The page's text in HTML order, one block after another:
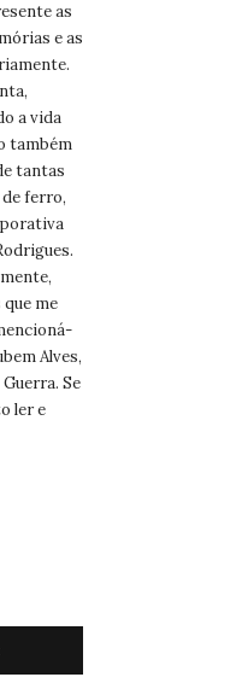
as
e as
a vida
também
tantas
ferro,
me
Alves,
Se
ler e